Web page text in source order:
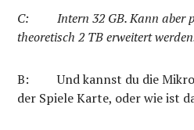
C:
Intern 32 GB. Kann aber
theoretisch 2 TB erweitert
B:
Und kannst du die
der Spiele Karte, oder wie ist